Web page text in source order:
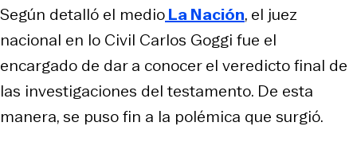
Según detalló el medioLa Nación, el juez
nacional en lo Civil Carlos Goggi fue el
encargado de dar a conocer el veredicto final de
las investigaciones del testamento. De esta
manera, se puso fin a la polémica que surgió.